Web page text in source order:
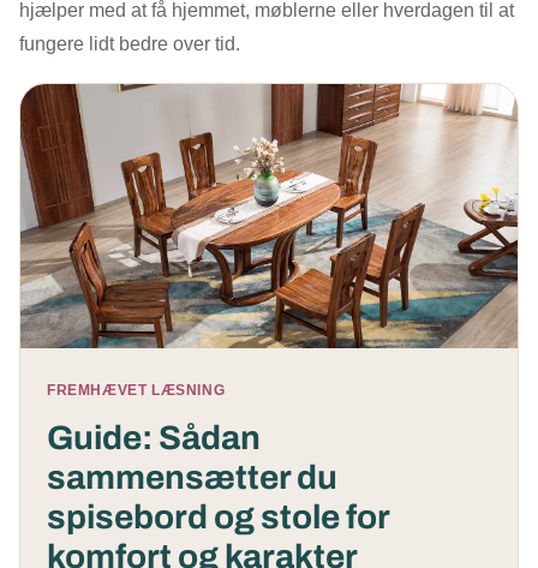
hjælper med at få hjemmet, møblerne eller hverdagen til at
fungere lidt bedre over tid.
FREMHÆVET LÆSNING
Guide: Sådan
sammensætter du
spisebord og stole for
komfort og karakter